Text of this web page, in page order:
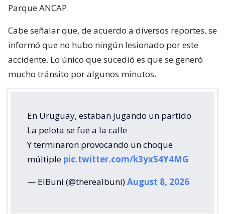
Parque ANCAP.
Cabe señalar que, de acuerdo a diversos reportes, se
informó que no hubo ningún lesionado por este
accidente. Lo único que sucedió es que se generó
mucho tránsito por algunos minutos.
En Uruguay, estaban jugando un partido
La pelota se fue a la calle
Y terminaron provocando un choque
múltiple pic.twitter.com/k3yxS4Y4MG
— ElBuni (@therealbuni)August 8, 2026